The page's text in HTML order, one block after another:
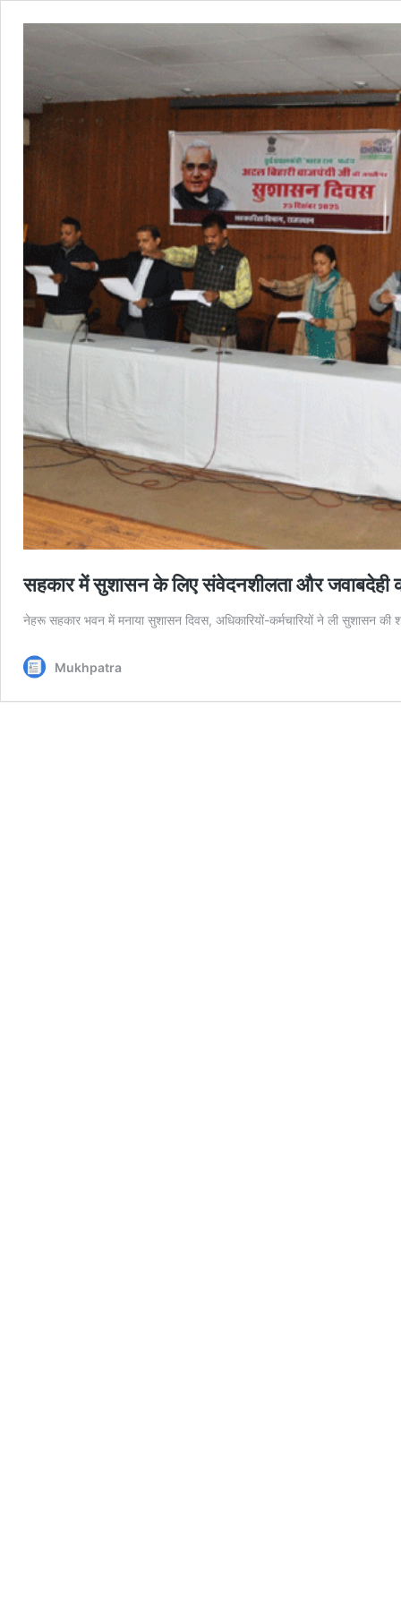
सहकार में सुशासन के लिए संवेदनशीलता और जवाबदेही
नेहरू सहकार भवन में मनाया सुशासन दिवस, अधिकारियों-कर्मचारियों ने ली सुशासन
Mukhpatra